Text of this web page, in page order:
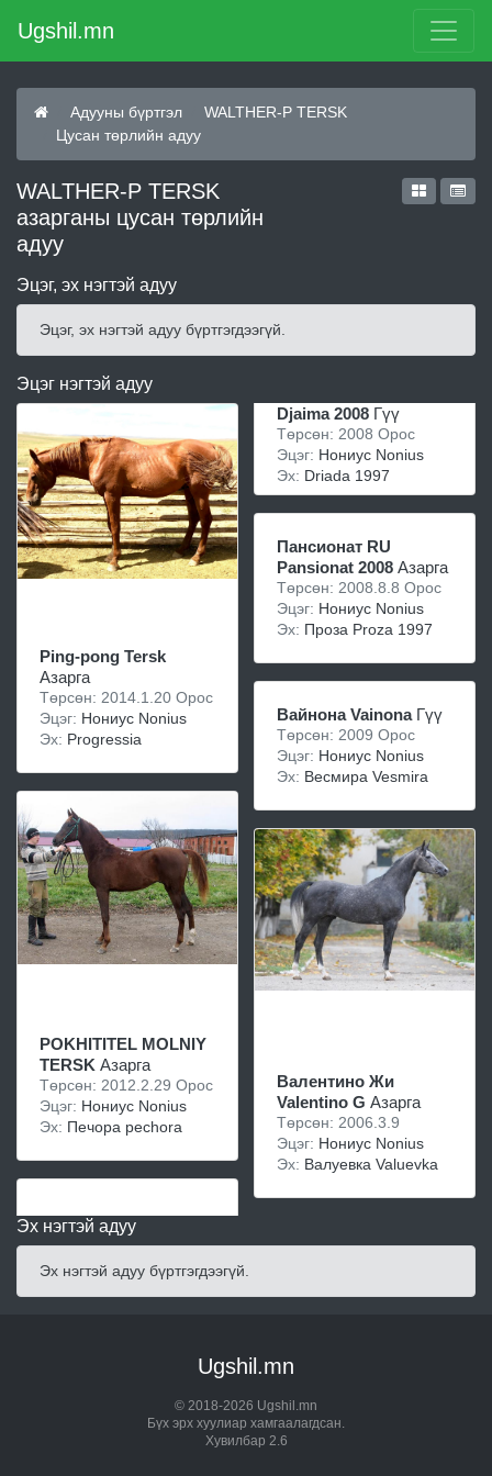
Ugshil.mn
Адууны бүртгэл
WALTHER-P TERSK
Цусан төрлийн адуу
WALTHER-P TERSK
азарганы цусан төрлийн
адуу
Эцэг, эх нэгтэй адуу
Эцэг, эх нэгтэй адуу бүртгэгдээгүй.
Эцэг нэгтэй адуу
Ping-pong Tersk
Азарга
Төрсөн: 2014.1.20 Орос
Эцэг: Нониус Nonius
Эх: Progressia
POKHITITEL MOLNIY
TERSK Азарга
Төрсөн: 2012.2.29 Орос
Эцэг: Нониус Nonius
Эх: Печора pechora
Djaima 2008 Гүү
Төрсөн: 2008 Орос
Эцэг: Нониус Nonius
Эх: Driada 1997
Пансионат RU
Pansionat 2008 Азарга
Төрсөн: 2008.8.8 Орос
Эцэг: Нониус Nonius
Эх: Проза Proza 1997
Вайнона VainonaГүү
Төрсөн: 2009 Орос
Эцэг: Нониус Nonius
Эх: Весмира Vesmira
Валентино Жи
Valentino G Азарга
Төрсөн: 2006.3.9
Эцэг: Нониус Nonius
Эх: Валуевка Valuevka
Эх нэгтэй адуу
Эх нэгтэй адуу бүртгэгдээгүй.
Ugshil.mn
© 2018-2026 Ugshil.mn
Бүх эрх хуулиар хамгаалагдсан.
Хувилбар 2.6